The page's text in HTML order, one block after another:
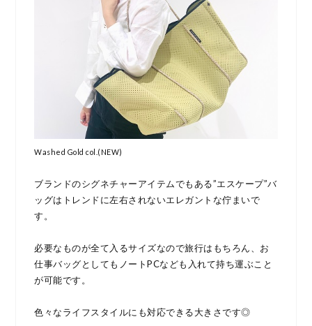
Washed Gold col.(NEW)
ブランドのシグネチャーアイテムでもある”エスケープ”バ
ッグはトレンドに左右されないエレガントな佇まいで
す。
必要なものが全て入るサイズなので旅行はもちろん、お
仕事バッグとしてもノートPCなども入れて持ち運ぶこと
が可能です。
色々なライフスタイルにも対応できる大きさです◎